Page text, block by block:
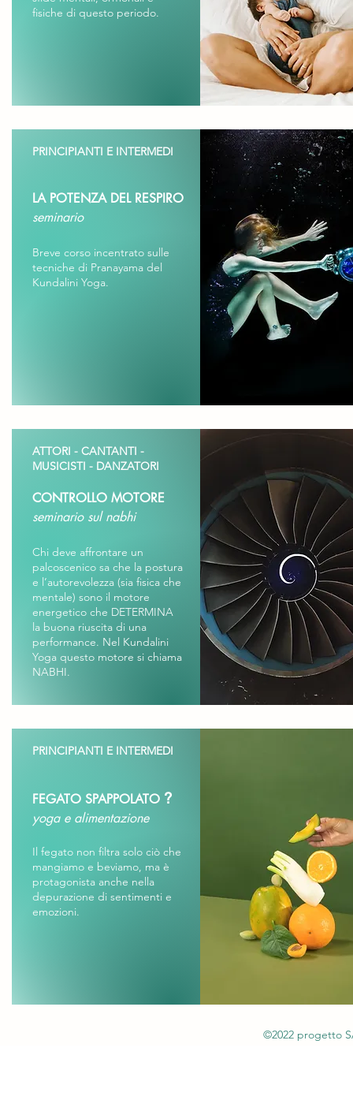
fisiche di questo periodo.
PRINCIPIANTI E INTERMEDI
LA POTENZA DEL RESPIRO
seminario
Breve corso incentrato sulle
tecniche di Pranayama del
Kundalini Yoga.
ATTORI - CANTANTI -
MUSICISTI - DANZATORI
CONTROLLO MOTORE
seminario sul nabhi
Chi deve affrontare un
palcoscenico sa che la postura
e l’autorevolezza (sia fisica che
mentale) sono il motore
energetico che DETERMINA
la buona riuscita di una
performance. Nel Kundalini
Yoga questo motore si chiama
NABHI.
PRINCIPIANTI E INTERMEDI
FEGATO SPAPPOLATO ?
yoga e alimentazione
Il fegato non filtra solo ciò che
mangiamo e beviamo, ma è
protagonista anche nella
depurazione di sentimenti e
emozioni.
©2022 progetto